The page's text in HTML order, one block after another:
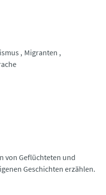
Migranten
von Geflüchteten und
Geschichten erzählen.